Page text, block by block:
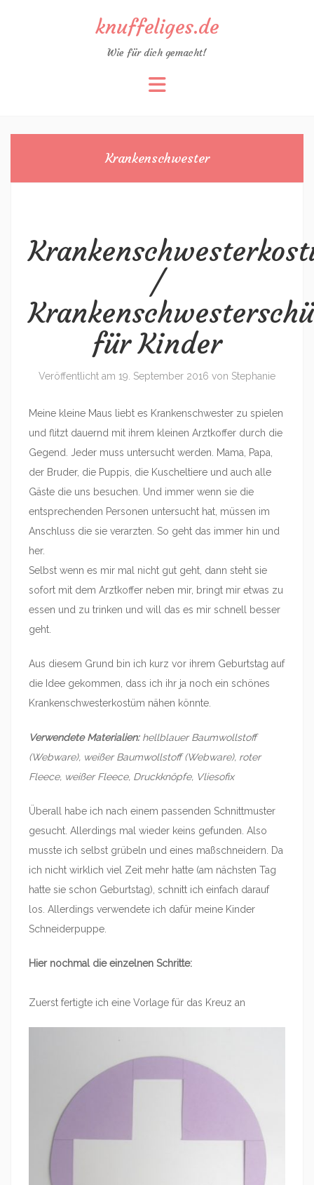
knuffeliges.de
Wie für dich gemacht!
Krankenschwester
/
für Kinder
Veröffentlicht am 19. September 2016 von Stephanie
Meine kleine Maus liebt es Krankenschwester zu spielen
und flitzt dauernd mit ihrem kleinen Arztkoffer durch die
Gegend. Jeder muss untersucht werden. Mama, Papa,
der Bruder, die Puppis, die Kuscheltiere und auch alle
Gäste die uns besuchen. Und immer wenn sie die
entsprechenden Personen untersucht hat, müssen im
Anschluss die sie verarzten. So geht das immer hin und
her.
Selbst wenn es mir mal nicht gut geht, dann steht sie
sofort mit dem Arztkoffer neben mir, bringt mir etwas zu
essen und zu trinken und will das es mir schnell besser
geht.
Aus diesem Grund bin ich kurz vor ihrem Geburtstag auf
die Idee gekommen, dass ich ihr ja noch ein schönes
Krankenschwesterkostüm nähen könnte.
Verwendete Materialien:hellblauer Baumwollstoff
(Webware), weißer Baumwollstoff (Webware), roter
Fleece, weißer Fleece, Druckknöpfe, Vliesofix
Überall habe ich nach einem passenden Schnittmuster
gesucht. Allerdings mal wieder keins gefunden. Also
musste ich selbst grübeln und eines maßschneidern. Da
ich nicht wirklich viel Zeit mehr hatte (am nächsten Tag
hatte sie schon Geburtstag), schnitt ich einfach darauf
los. Allerdings verwendete ich dafür meine Kinder
Schneiderpuppe.
Hier nochmal die einzelnen Schritte:
Zuerst fertigte ich eine Vorlage für das Kreuz an